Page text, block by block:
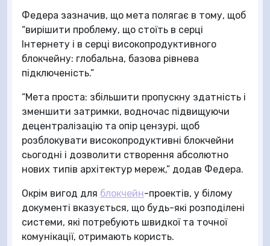
Федера зазначив, що мета полягає в тому, щоб
“вирішити проблему, що стоїть в серці
Інтернету і в серці високопродуктивного
блокчейну: глобальна, базова рівнева
підключеність.”
“Мета проста: збільшити пропускну здатність і
зменшити затримки, водночас підвищуючи
децентралізацію та опір цензурі, щоб
розблокувати високопродуктивні блокчейни
сьогодні і дозволити створення абсолютно
нових типів архітектур мереж,” додав Федера.
Окрім вигод для блокчейн-проектів, у білому
документі вказується, що будь-які розподілені
системи, які потребують швидкої та точної
комунікації, отримають користь.